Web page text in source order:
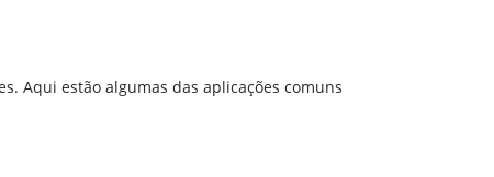
Aqui estão algumas das aplicações comuns